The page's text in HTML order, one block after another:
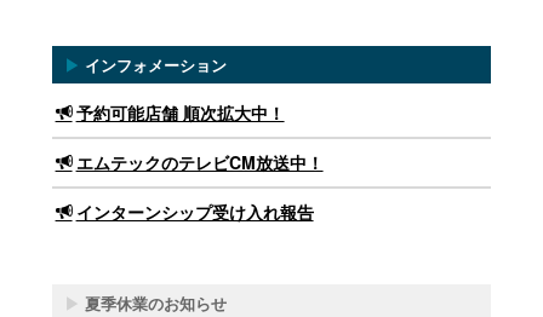
▶ インフォメーション
予約可能店舗 順次拡大中！
エムテックのテレビCM放送中！
インターンシップ受け入れ報告
▶ 夏季休業のお知らせ